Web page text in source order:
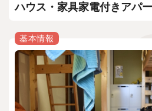
ハウス・家具家電付きアパ
基本情報